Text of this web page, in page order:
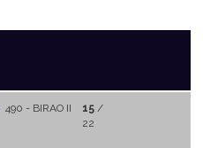
490 - BIRAO II
15/
22